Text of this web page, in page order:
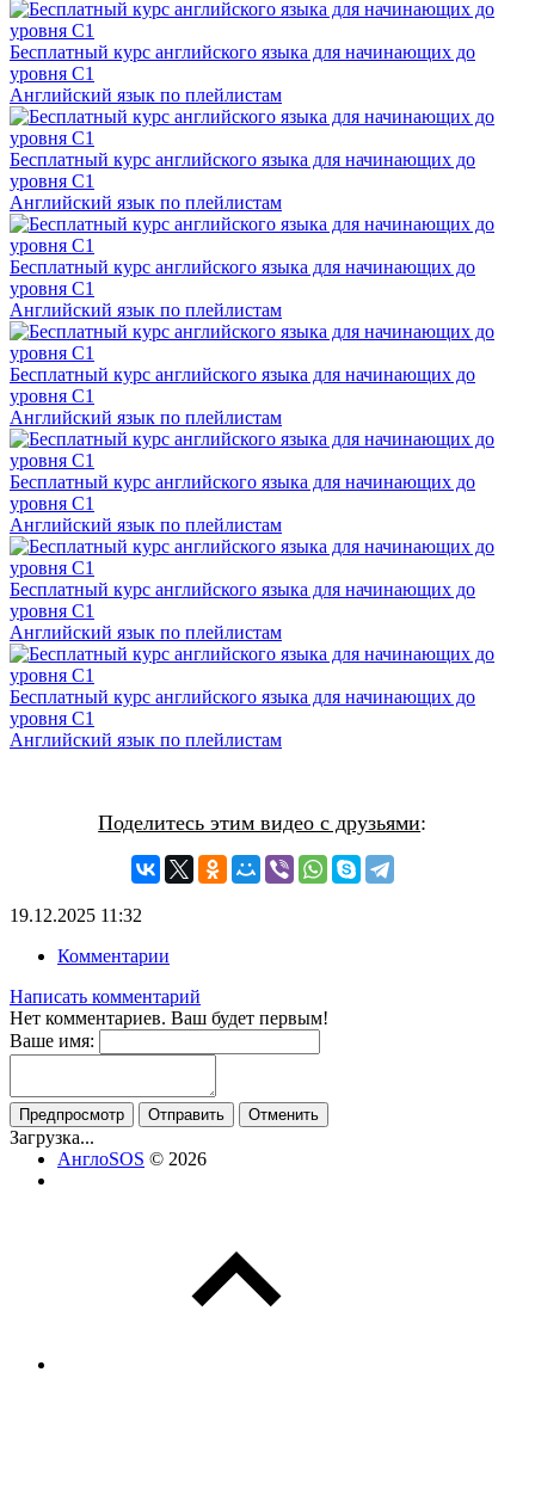
Бесплатный курс английского языка для начинающих до
уровня С1
Английский язык по плейлистам
Бесплатный курс английского языка для начинающих до
уровня С1
Английский язык по плейлистам
Бесплатный курс английского языка для начинающих до
уровня С1
Английский язык по плейлистам
Бесплатный курс английского языка для начинающих до
уровня С1
Английский язык по плейлистам
Бесплатный курс английского языка для начинающих до
уровня С1
Английский язык по плейлистам
Бесплатный курс английского языка для начинающих до
уровня С1
Английский язык по плейлистам
Бесплатный курс английского языка для начинающих до
уровня С1
Английский язык по плейлистам
Поделитесь этим видео с друзьями:
19.12.2025 11:32
Комментарии
Написать комментарий
Нет комментариев. Ваш будет первым!
Ваше имя:
Предпросмотр Отправить Отменить
Загрузка...
АнглоSOS © 2026